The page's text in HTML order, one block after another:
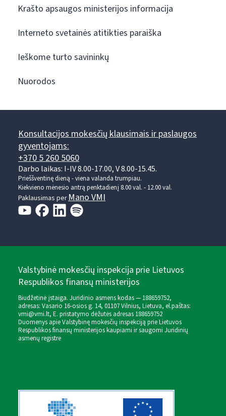
Krašto apsaugos ministerijos informacija
Interneto svetainės atitikties paraiška
Ieškome turto savininkų
Nuorodos
Konsultacijos mokesčių klausimais ir paslaugos
gyventojams:
+370 5 260 5060
Darbo laikas: I-IV 8.00-17.00, V 8.00-15.45.
Prieššventinę dieną - viena valanda trumpiau.
Kiekvieno mėnesio antrą penktadienį 8.00 val. - 12.00 val.
Paklausimas perMano VMI
Valstybinė mokesčių inspekcija prie Lietuvos
Respublikos finansų ministerijos
Biudžetinė įstaiga. Juridinio asmens kodas — 188659752,
adresas: Vasario 16-osios g. 14, 01107 Vilnius, Lietuva, el.paštas:
vmi@vmi.lt, E. pristatymo dėžutės adresas 188659752
Duomenys apie Valstybinę mokesčių inspekciją prie Lietuvos
Respublikos finansų ministerijos kaupiami ir saugomi Juridinių
asmenų registre